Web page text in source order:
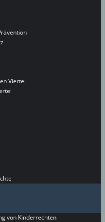
Viertel
von Kinderrechten